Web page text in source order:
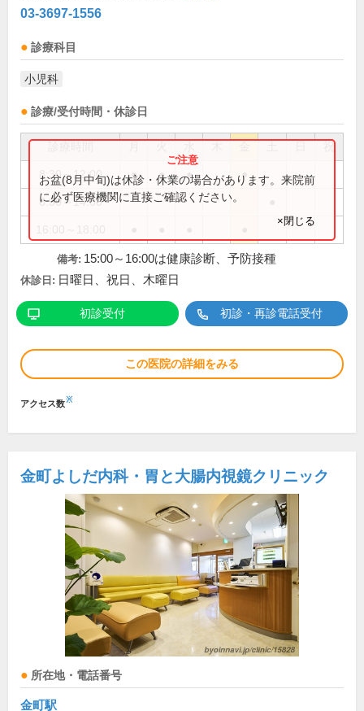
03-3697-1556
診療科目
小児科
診療/受付時間・休診日
祝
8:30～12:00 ● ● ● ●
8:30～14:00
お盆(8月中旬)は休診・休業の場合があります。来院前
に必ず医療機関に直接ご確認ください。
×閉じる
備考: 15:00～16:00は健康診断、予防接種
休診日: 日曜日、祝日、木曜日
初診受付 初診・再診電話受付
この医院の詳細をみる
アクセス数※
金町よしだ内科・胃と大腸内視鏡クリニック
所在地・電話番号
金町駅